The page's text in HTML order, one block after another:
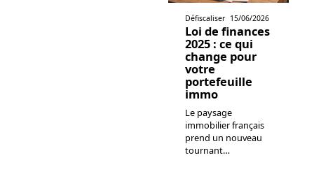
Défiscaliser 15/06/2026
Loi de finances
2025 : ce qui
change pour
votre
portefeuille
immo
Le paysage
immobilier français
prend un nouveau
tournant…